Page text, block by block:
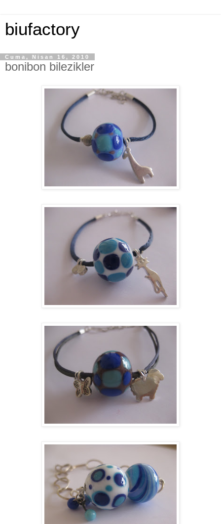
biufactory
Cuma, Nisan 16, 2010
bonibon bilezikler